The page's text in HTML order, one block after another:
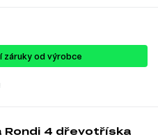
záruky od výrobce
4 dřevotříska